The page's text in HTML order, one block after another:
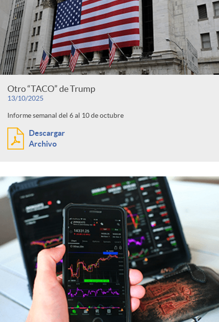
Otro “TACO” de Trump
13/10/2025
Informe semanal del 6 al 10 de octubre
Descargar
Archivo